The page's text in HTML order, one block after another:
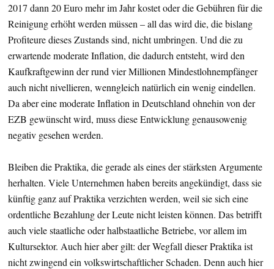
2017 dann 20 Euro mehr im Jahr kostet oder die Gebühren für die
Reinigung erhöht werden müssen – all das wird die, die bislang
Profiteure dieses Zustands sind, nicht umbringen. Und die zu
erwartende moderate Inflation, die dadurch entsteht, wird den
Kaufkraftgewinn der rund vier Millionen Mindestlohnempfänger
auch nicht nivellieren, wenngleich natürlich ein wenig eindellen.
Da aber eine moderate Inflation in Deutschland ohnehin von der
EZB gewünscht wird, muss diese Entwicklung genausowenig
negativ gesehen werden.
Bleiben die Praktika, die gerade als eines der stärksten Argumente
herhalten. Viele Unternehmen haben bereits angekündigt, dass sie
künftig ganz auf Praktika verzichten werden, weil sie sich eine
ordentliche Bezahlung der Leute nicht leisten können. Das betrifft
auch viele staatliche oder halbstaatliche Betriebe, vor allem im
Kultursektor. Auch hier aber gilt: der Wegfall dieser Praktika ist
nicht zwingend ein volkswirtschaftlicher Schaden. Denn auch hier